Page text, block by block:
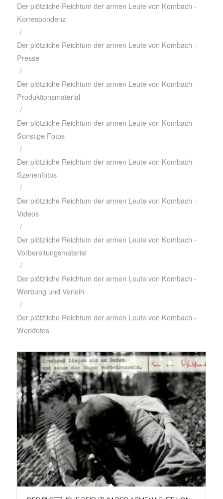
Der plötzliche Reichtum der armen Leute von Kombach -
Korrespondenz
/
Der plötzliche Reichtum der armen Leute von Kombach -
Presse
/
Der plötzliche Reichtum der armen Leute von Kombach -
Produktionsmaterial
/
Der plötzliche Reichtum der armen Leute von Kombach -
Sonstige Fotos
/
Der plötzliche Reichtum der armen Leute von Kombach -
Szenenfotos
/
Der plötzliche Reichtum der armen Leute von Kombach -
Videos
/
Der plötzliche Reichtum der armen Leute von Kombach -
Vorbereitungsmaterial
/
Der plötzliche Reichtum der armen Leute von Kombach -
Werbung und Verleih
/
Der plötzliche Reichtum der armen Leute von Kombach -
Werkfotos